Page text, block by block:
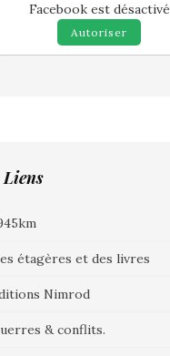
Facebook est désactivé
Autoriser
Liens
étagères et des livres
Nimrod
& conflits.